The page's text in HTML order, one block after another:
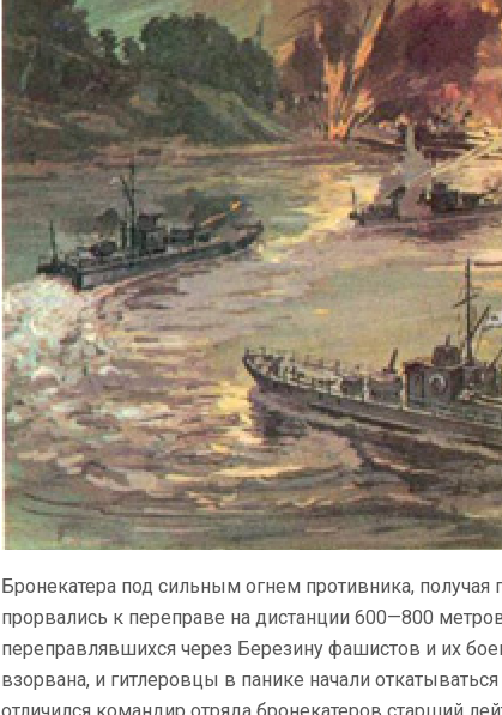
Бронекатера под сильным огнем противника,
прорвались к переправе на дистанции 600—800
переправлявшихся через Березину фашистов и их
взорвана, и гитлеровцы в панике начали